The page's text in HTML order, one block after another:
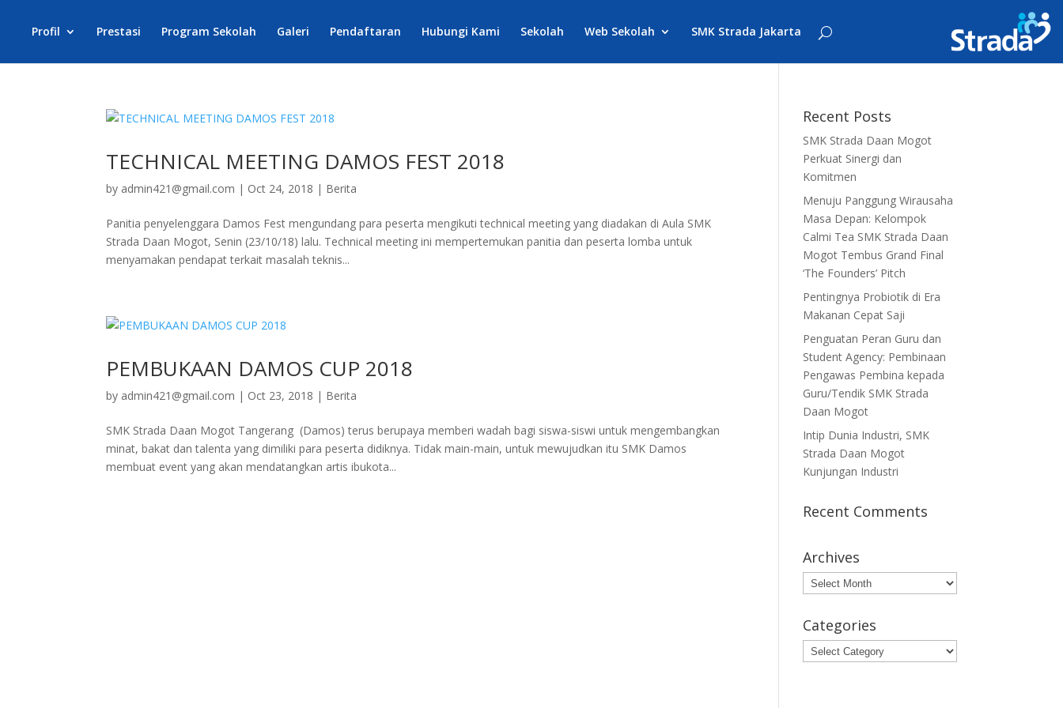
Profil Prestasi Program Sekolah Galeri Pendaftaran Hubungi Kami Sekolah Web Sekolah SMK Strada Jakarta
TECHNICAL MEETING DAMOS FEST 2018
by admin421@gmail.com | Oct 24, 2018 | Berita
Panitia penyelenggara Damos Fest mengundang para peserta mengikuti technical meeting yang diadakan di Aula SMK
Strada Daan Mogot, Senin (23/10/18) lalu. Technical meeting ini mempertemukan panitia dan peserta lomba untuk
menyamakan pendapat terkait masalah teknis...
PEMBUKAAN DAMOS CUP 2018
by admin421@gmail.com | Oct 23, 2018 | Berita
SMK Strada Daan Mogot Tangerang (Damos) terus berupaya memberi wadah bagi siswa-siswi untuk mengembangkan
minat, bakat dan talenta yang dimiliki para peserta didiknya. Tidak main-main, untuk mewujudkan itu SMK Damos
membuat event yang akan mendatangkan artis ibukota...
Recent Posts
SMK Strada Daan Mogot
Perkuat Sinergi dan
Komitmen
Menuju Panggung Wirausaha
Masa Depan: Kelompok
Calmi Tea SMK Strada Daan
Mogot Tembus Grand Final
‘The Founders’ Pitch
Pentingnya Probiotik di Era
Makanan Cepat Saji
Penguatan Peran Guru dan
Student Agency: Pembinaan
Pengawas Pembina kepada
Guru/Tendik SMK Strada
Daan Mogot
Intip Dunia Industri, SMK
Strada Daan Mogot
Kunjungan Industri
Recent Comments
Archives
Archives
Categories
Categories